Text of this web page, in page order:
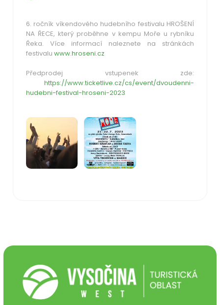
6. ročník víkendového hudebního festivalu HROŠENÍ
NA ŘECE, který proběhne v kempu Moře u rybníku
Řeka. Více informací naleznete na stránkách
festivalu www.hroseni.cz
Předprodej vstupenek zde:
https://www.ticketlive.cz/cs/event/dvoudenni-
hudebni-festival-hroseni-2023